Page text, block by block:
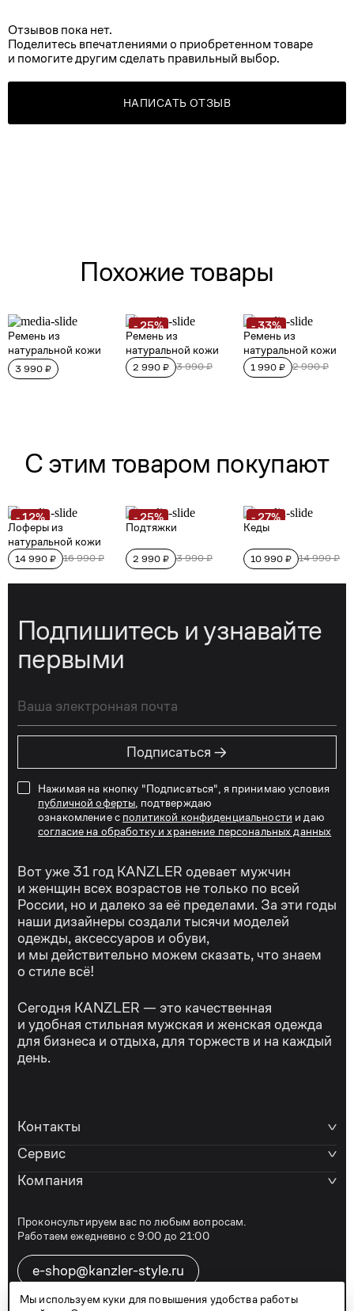
Отзывов пока нет.
Поделитесь впечатлениями о приобретенном товаре
и помогите другим сделать правильный выбор.
НАПИСАТЬ ОТЗЫВ
Подпишитесь и узнавайте
первыми
Подписаться →
Нажимая на кнопку "Подписаться", я принимаю условия
публичной оферты , подтверждаю
ознакомление с политикой конфиденциальности и даю
согласие на обработку и хранение персональных данных
Вот уже 31 год KANZLER одевает мужчин
и женщин всех возрастов не только по всей
России, но и далеко за её пределами. За эти годы
наши дизайнеры создали тысячи моделей
одежды, аксессуаров и обуви,
и мы действительно можем сказать, что знаем
о стиле всё!
Сегодня KANZLER — это качественная
и удобная стильная мужская и женская одежда
для бизнеса и отдыха, для торжеств и на каждый
день.
Контакты
Сервис
Компания
Проконсультируем вас по любым вопросам.
Работаем ежедневно с 9:00 до 21:00
e-shop@kanzler-style.ru
Мы используем куки для повышения удобства работы